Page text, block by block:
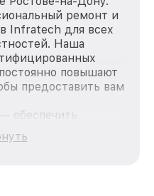
ремонт и
Infratech для всех
Наша
повышают
предоставить вам
обеспечить
ремонт для
Infratech,